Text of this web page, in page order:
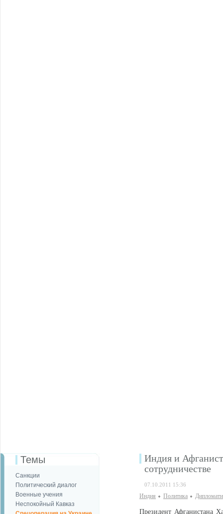
Темы
Санкции
Политический диалог
Военные учения
Неспокойный Кавказ
Индия и
сотрудничестве
07.10.2011 15:36
Индия Политика
Президент Афганистана